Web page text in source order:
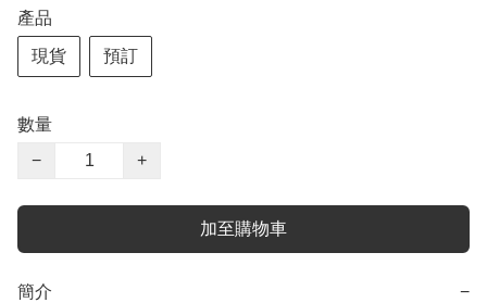
產品
現貨 預訂
數量
−
+
加至購物車
簡介 −